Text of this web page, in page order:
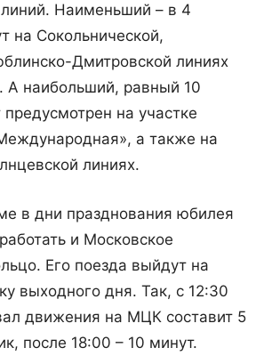
линий. Наименьший – в 4
на Сокольнической,
Дмитровской линиях
А наибольший, равный 10
на участке
а также на
линиях.
в дни празднования юбилея
и Московское
Его поезда выйдут на
выходного дня. Так, с 12:30
движения на МЦК составит 5
после 18:00 – 10 минут.